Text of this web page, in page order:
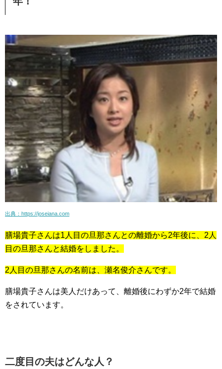
出典：https://joseiana.com
膳場貴子さんは1人目の旦那さんとの離婚から2年後に、2人
目の旦那さんと結婚をしました。
2人目の旦那さんの名前は、瀬名俊介さんです。
膳場貴子さんは美人だけあって、離婚後にわずか2年で結婚
をされています。
二度目の夫はどんな人？